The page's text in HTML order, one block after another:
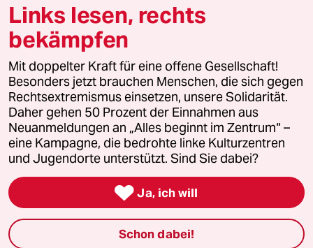
© 2026 taz Verlags und Vertriebs GmbH
Alle Rechte vorbehalten. Bei rechtlichen Fragen oder für Genehmigungen
wenden Sie sich bitte an
lizenzen@taz.de
Feedback Redaktionsstatut Kommune-Richtlinien
Leitlinie Informant Datenschutz Impressum AGB
Seitenwende Einwilligungen widerrufen (Ads)
Links lesen, rechts
bekämpfen
Mit doppelter Kraft für eine offene Gesellschaft!
Besonders jetzt brauchen Menschen, die sich gegen
Rechtsextremismus einsetzen, unsere Solidarität.
Daher gehen 50 Prozent der Einnahmen aus
Neuanmeldungen an „Alles beginnt im Zentrum“ –
eine Kampagne, die bedrohte linke Kulturzentren
und Jugendorte unterstützt. Sind Sie dabei?
 Ja, ich will
Schon dabei!